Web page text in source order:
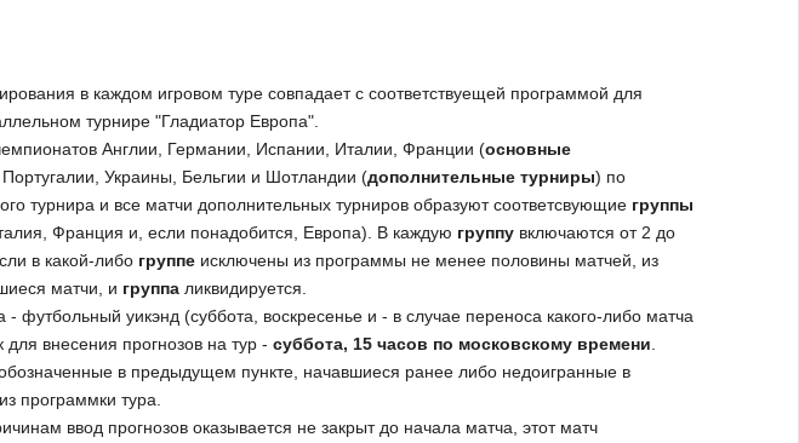
в каждом игровом туре совпадает с соответствуещей программой для
турнире "Гладиатор Европа".
Англии, Германии, Испании, Италии, Франции (основные
Украины, Бельгии и Шотландии (дополнительные турниры) по
турнира и все матчи дополнительных турниров образуют соответсвующие группы
Франция и, если понадобится, Европа). В каждую группу включаются от 2 до
в какой-либо группе исключены из программы не менее половины матчей, из
матчи, и группа ликвидируется.
футбольный уикэнд (суббота, воскресенье и - в случае переноса какого-либо матча
внесения прогнозов на тур - суббота, 15 часов по московскому времени
в предыдущем пункте, начавшиеся ранее либо недоигранные в
программки тура.
ввод прогнозов оказывается не закрыт до начала матча, этот матч